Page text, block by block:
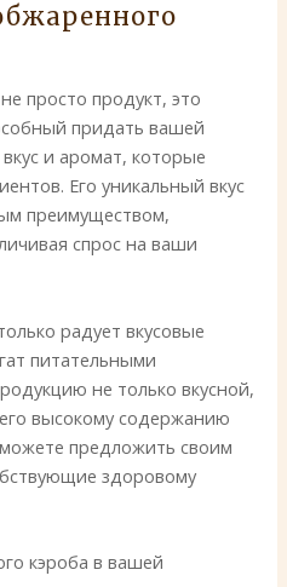
просто продукт, это
придать вашей
и аромат, которые
Его уникальный вкус
преимуществом,
спрос на ваши
радует вкусовые
питательными
не только вкусной,
высокому содержанию
предложить своим
здоровому
кэроба в вашей